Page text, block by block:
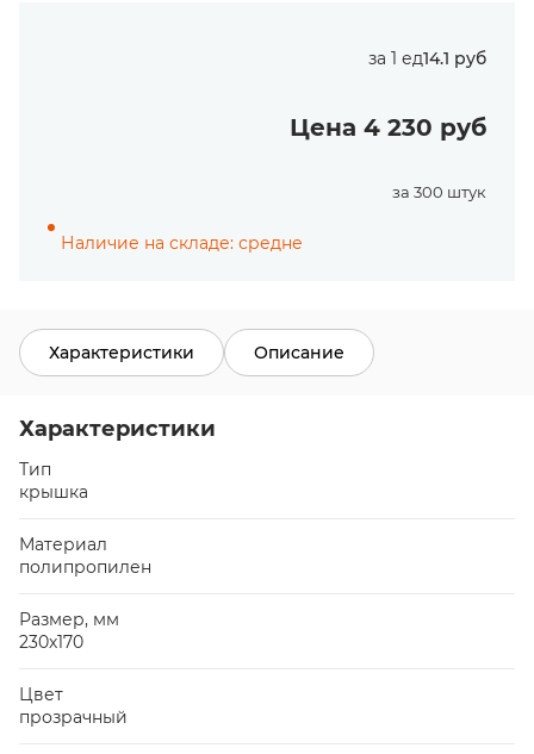
за 1 ед14.1 руб
Цена 4 230 руб
за 300 штук
Наличие на складе: средне
Характеристики Описание
Характеристики
Тип
крышка
Материал
полипропилен
Размер, мм
230х170
Цвет
прозрачный